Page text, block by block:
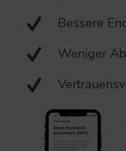
Bessere
Weniger